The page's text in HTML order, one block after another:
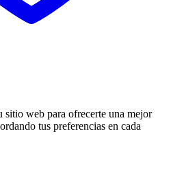
web para ofrecerte una mejor
tus preferencias en cada